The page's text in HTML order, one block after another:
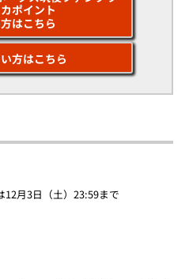
ポイント
はこちら
方はこちら
12月3日（土）23:59まで